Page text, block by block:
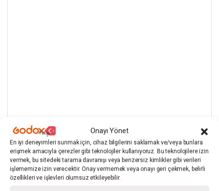
Onayı Yönet
En iyi deneyimleri sunmak için, cihaz bilgilerini saklamak ve/veya bunlara
erişmek amacıyla çerezler gibi teknolojiler kullanıyoruz. Bu teknolojilere izin
vermek, bu sitedeki tarama davranışı veya benzersiz kimlikler gibi verileri
işlememize izin verecektir. Onay vermemek veya onayı geri çekmek, belirli
özellikleri ve işlevleri olumsuz etkileyebilir.